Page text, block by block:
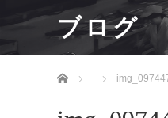
ブログ
ホーム